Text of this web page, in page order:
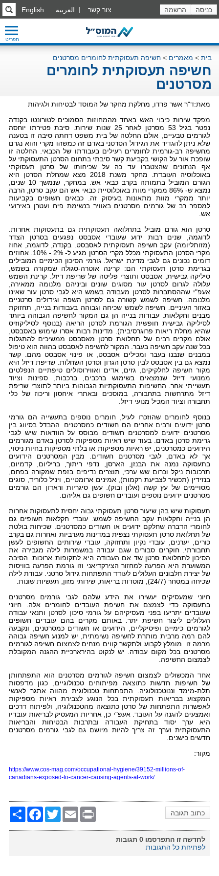
כניסה הרשמה English العربية צור קשר
תפריט
בית > מאמרים > חשיפה תעסוקתית לחומרים מסרטנים
חשיפה תעסוקתית לחומרים
מסרטנים
מאת:ד"ר אשר פרדו, מחלקת מחקר של המוסד לבטיחות ולגיהות
מפקד שירות כיבוי האש באחד מהמחוזות הסמוכים לטורונטו בקנדה
נפטר בגיל 53 מסרטן לאחר 25 שנות שירות. סיבת פטירתו יוחסה
לגורמים טבעיים, אולם החלטה של בית משפט דחתה סיבה זו בטענה
שלא ניתן להגדיר את הגידול הסרטני באדם זה כמשהו מקרי והוא נגרם
מחשיפה רב-גורמית לחומרים רעילים בעבודתו של הכבאי. החלטה זו
שופכת אור על הקושי בקביעת קשר סיבתי בתחום הסרטן התעסוקתי על
אף הנתונים שהצטברו עד כה על שכיחותו של סרטן תעסוקתי
באוכלוסיה העובדת. מחקר משנת 2018 מצא שמחלת הסרטן היא
הגורם המוביל בתמותה בקרב כבאי אש. במחקר, שנמשך 10 שנים,
נמצא ש- 86% ממקרי מוות באוכלוסיית כבאי אש הם עקב סרטן, הרבה
יותר ממקרי מוות מתאונות בעיסוק זה. כבאים חשופים בקביעות
למספר רב של גורמים מסרטנים באוויר בנשימת פיח ועטרן באירועי
אש.
סרטן הוא גורם מוביל בתחלואה תעסוקתית גם בתעסוקות אחרות.
לדוגמה, שנים רבות ידוע שעובדי אסבסט נפגעים בסרטן הצדר
(מזותליומה) עקב חשיפה תעסוקתית לאסבסט. בקנדה, לדוגמה, אחוז
מקרי הסרטן התעסוקתי מכלל מקרי הסרטן מגיע ל- 2% - 10%. אחוזים
דומים נכונים גם לגבי מדינת ישראל. גורמי הסיכון הכימיים המובילים
בגרימת סרטן תעסוקתי הם: קרינה אוטרה-סגולה שמקורה בשמש,
סיליקה גבישית, אסבסט ותוצרי פליטה של שריפת דיזל. קרינת השמש
עלולה לגרום לסרטן עור מסוגים שונים וביניהם מלנומה ממאירה,
אעפ"י שההסתברות לסרטן מעבודה בשמש היא לגבי סרטן עור שאינו
מלנומה. חשיפה לשמש קשורה גם לסרטן השפה וגידולים סרטניים
באזור העיניים. חשיפה לשמש שכיחה וגבוהה בעבודות בנייה, תחזוקת
מבנים וחקלאות. עבודות בנייה הן גם המקור לחשיפה הגבוהה ביותר
לסיליקה גבישית חופשית הגורמת לסרטן הריאה (בנוסף לסיליקוזיס
שהיא מחלת ריאות פרוגרסיבית). מדינות רבות אסרו שימוש באסבסט,
אולם מקרים רבים של תחלואת סרטן מאסבסט ממשיכים להתגלות
בכל שנה עקב חשיפה בעבר. המקור לחשיפה לאסבסט בהווה הוא טיפול
במבנים שנבנו בעבר ומכילים אסבסט, או פינוי אסבסט מהם. קשר
נמצא גם בין אסבסט לבין סרטן הגרון וסרטן השחלות. שריפת דיזל היא
מקור חשיפה לחלקיקים, גזים, אדים ואווירוסולים טיפתיים הנפלטים
ממנועי דיזל שנמצאים בשימוש ברכבים, ברכבות, ספינות וציוד
תעשייתי אחר. החשיפות התעסוקתיות הגבוהות ביותר לתוצרי שריפת
דיזל מתרחשות בתחבורה, במוסכים ובאתרי איחסון וריכוז של כלי
תחבורה וציוד המכיל מנועי דיזל.
בנוסף לחומרים שהוזכרו לעיל, חומרים נוספים בתעשייה הם גורמי
סרטן ידועים ורבים אחרים הם חשודים כמסרטנים. ההבדל בסיווג בין
מסרטנים ידועים למסרטנים חשודים מבוסס על הוודאות שיש לגבי
גרימת סרטן באדם. בעוד שיש ראיות מספיקות לסרטן באדם מגורמים
הידועים כמסרטנים, יש ראיות מספיקות או בלתי מספיקות בחיות ניסוי,
אך לא באדם, לגבי מסרטנים חשודים. מבין המסרטנים הידועים
בתעסוקה נמנה את הבנזן, הארסן, נדפי ריתוך, בריליום, קדמיום,
תרכובות ניקל וכרום שש ערכי, תוצרים נדיפים בזפת שמקורה בפחם,
בנזידין (תכשיר לצביעת רקמות), אמינים ארומטיים, ויניל כלוריד, סוגים
מסויימים של עץ קשה (אלון ובוק). עשן סיגריות וראדון הם גורמים
מסרטנים ידועים נוספים ועובדים חשופים גם אליהם.
תעסוקות שיש בהן שיעור סרטן תעסוקתי גבוה יחסית לתעסוקות אחרות
הן בנייה וחקלאות עקב החשיפה לשמש. עובדי חקלאות חשופים גם
לחומרי הדברה שחלקם ידועים או חשודים כמסרטנים. שכיחות בולטת
של תחלואת סרטן תעסוקתי נצפית במדינות מערביות ואחרות גם בקרב
כורים, יערנים, עובדי נקיון ותחזוקה, עובדי שירותים החשופים לעשן
תחבורתי. חוקרים סבורים שגם עבודה במשמרות לילה מגבירה את
הסיכון לתחלואת סרטן שד אם העבודה היא לתקופות ארוכות. הסיבה
המשוערת היא הפרעה למחזור הצירקדיאני וזו גורמת הפרעה בוויסות
של יצירת חלבונים העלולים לעודד התפתחות גידול סרטני. עבודת לילה
שכיחה במסחר (24/7), מוסדות בריאות, שירותי מזון, תעשיות שונות.
חיוני שמעסיקים יעשירו את הידע שלהם לגבי גורמים מסרטנים
בתעסוקה כדי לצמצם את חשיפת העובדים לחומרים אלה. חיוני
שעובדים יתריעו בפני מעסיקיהם על גורמי סיכון לסרטן ותנאי עבודה
העלולים ליצור חשיפת יתר. באותם מקרים בהם עובדים חשופים
לגורמים כימיים ופיסיקליים, הידועים או חשודים כמסרטנים, ונקבעה
להם רמה מרבית מותרת לחשיפה נשימתית, יש למנוע חשיפה גבוהה
מרמה זו. מומלץ לקבוע ולתקשר קווים מנחים לצמצום חשיפה לגורמים
מסרטנים בכל מקום עבודה. יש לנקוט בהירארכיית ההגנה המקובלת
לצמצום החשיפה.
אחד המכשולים לצמצום חשיפה לגורמים מסרטנים הוא התפתחותן
של חשיפות חדשות כתוצאה מפיתוחים טכנולוגיים, כגון מדפסות
תלת-מימד וננוטכנולוגיה. התפתחות טכנולוגית מהווה אתגר לאנשי
המקצוע בבריאות תעסוקתית בכל הנוגע לצבירת ראיות מספיקות
לאפשרות התפתחות של סרטן כתוצאה מהטכנולוגיה, ולפיתוח דרכים
ואמצעים להגנה על העובד. אעפ"י כן, אחריות המעסיק לבריאות עובדיו
היא ערך יסוד בתחיקת העבודה ובתרבות הבטיחות והבריאות
התעסוקתית וערך זה צריך להיות מיושם גם לגבי גורמים מסרטנים
חדשים כישנים.
מקור:
https://www.cos-mag.com/occupational-hygiene/39152-millions-of-
canadians-exposed-to-cancer-causing-agents-at-work/
כתוב תגובה ShareFacebookTwitter Email Print
לחדשה זו התפרסמו 0 תגובות
לפתיחת כל התגובות